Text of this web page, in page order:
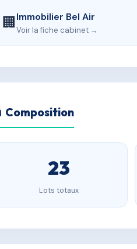
🏢Immobilier Bel Air
Voir la fiche cabinet →
Composition
23
Lots totaux